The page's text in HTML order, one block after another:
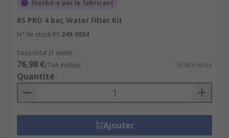
Stocké-e par le fabricant
RS PRO 4 bar, Water Filter Kit
N° de stock RS 249-9554
Sous-total (1 unité)
76,98 €(TVA exclue) 76,98 €/unité
Quantité
Ajouter